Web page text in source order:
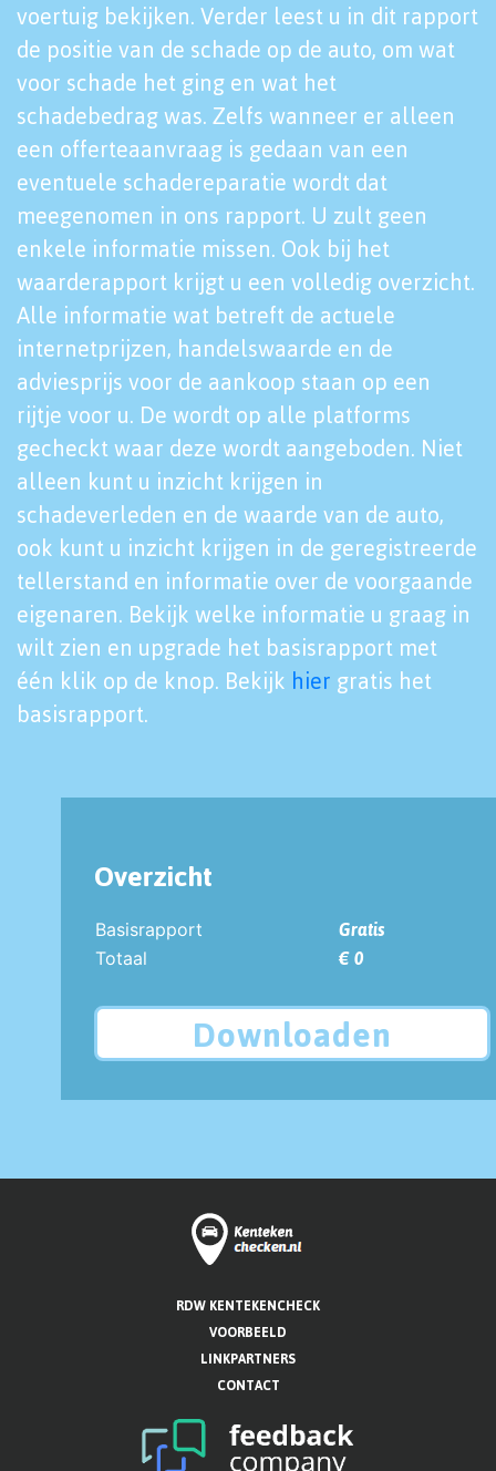
voertuig bekijken. Verder leest u in dit rapport
de positie van de schade op de auto, om wat
voor schade het ging en wat het
schadebedrag was. Zelfs wanneer er alleen
een offerteaanvraag is gedaan van een
eventuele schadereparatie wordt dat
meegenomen in ons rapport. U zult geen
enkele informatie missen. Ook bij het
waarderapport krijgt u een volledig overzicht.
Alle informatie wat betreft de actuele
internetprijzen, handelswaarde en de
adviesprijs voor de aankoop staan op een
rijtje voor u. De wordt op alle platforms
gecheckt waar deze wordt aangeboden. Niet
alleen kunt u inzicht krijgen in
schadeverleden en de waarde van de auto,
ook kunt u inzicht krijgen in de geregistreerde
tellerstand en informatie over de voorgaande
eigenaren. Bekijk welke informatie u graag in
wilt zien en upgrade het basisrapport met
één klik op de knop. Bekijk hier gratis het
basisrapport.
Overzicht
Basisrapport
Gratis
Totaal
€ 0
Downloaden
RDW KENTEKENCHECK
VOORBEELD
LINKPARTNERS
CONTACT